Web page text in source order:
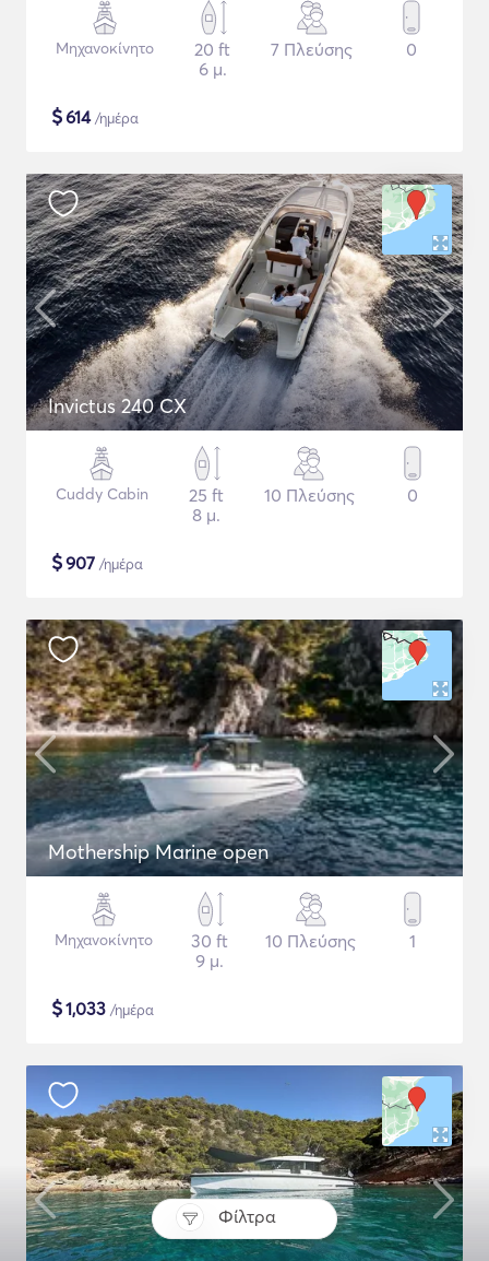
Φίλτρα
Μηχανοκίνητο
20 ft
6 μ.
7 Πλεύσης 0
$614/ημέρα
Invictus 240 CX
Cuddy Cabin
25 ft
8 μ.
10 Πλεύσης 0
$907 /ημέρα
Mothership Marine open
Μηχανοκίνητο
30 ft
9 μ.
10 Πλεύσης 1
$1,033 /ημέρα